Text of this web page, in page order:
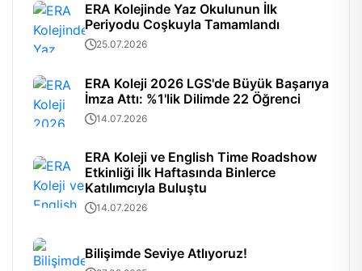
ERA Kolejinde Yaz Okulunun İlk
Periyodu Coşkuyla Tamamlandı
25.07.2026
ERA Koleji 2026 LGS'de Büyük Başarıya
İmza Attı: %1'lik Dilimde 22 Öğrenci
14.07.2026
ERA Koleji ve English Time Roadshow
Etkinliği İlk Haftasında Binlerce
Katılımcıyla Buluştu
14.07.2026
Bilişimde Seviye Atlıyoruz!